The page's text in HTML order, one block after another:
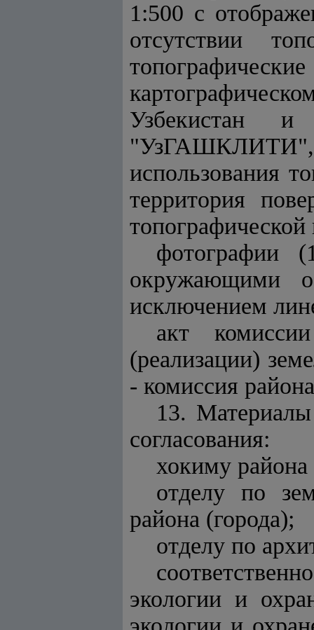
1:500 с
отсутствии
Узбекистан и
"УзГАШКЛИТИ",
использования
территория
фотографии
окружающими
исключением
акт
(реализации)
- комиссия
13.
согласования:
хокиму района
отделу по
района (города);
отделу по
экологии и